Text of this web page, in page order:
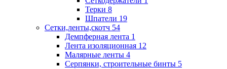
Терки 8
Шпатели 19
Сетки,ленты,скотч 54
Демпферная лента 1
Лента изоляционная 12
Малярные ленты 4
Серпянки, строительные бинты 5